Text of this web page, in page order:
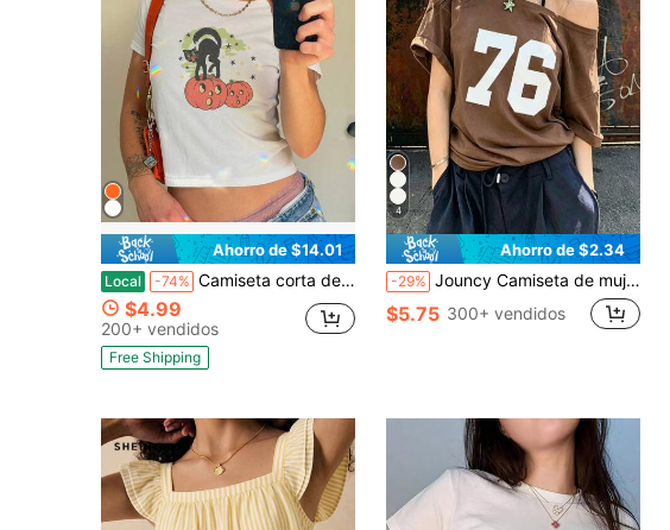
Ahorro de $14.01
Local -74% Camiseta corta de bebé con estampado gráfico de gato negro & calabaza y estrella de Halloween, cuello redondo, manga corta, ajuste ceñido, top casual de otoño para temporada espeluznante Y2K para mujer
$4.99
200+ vendidos
Free Shipping
4
Ahorro de $2.34
-29% Jouncy Camiseta de mujer de manga corta con cuello redondo y hombros convertibles, con estampado digital, camisetas gráficas de verano para mujer
$5.75 300+ vendidos